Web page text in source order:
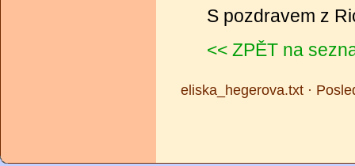
S pozdravem z
<< ZPĚT na
eliska_hegerova.txt ·